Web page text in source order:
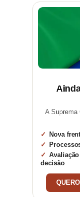
A Suprema
Nova
decisão